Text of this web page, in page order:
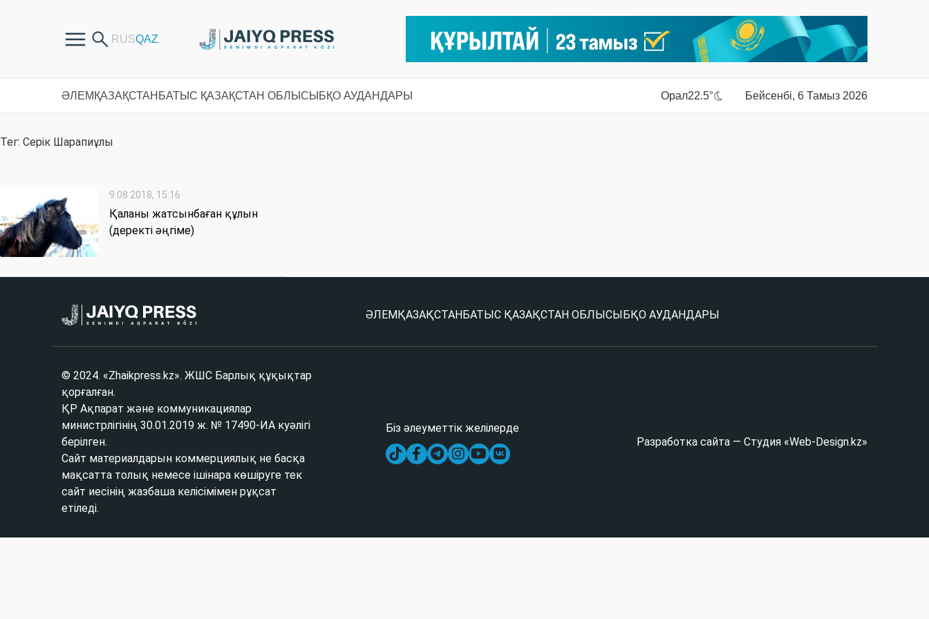
ӘЛЕМ ҚАЗАҚСТАН БАТЫС ҚАЗАҚСТАН ОБЛЫСЫ БҚО АУДАНДАРЫ Орал22.5° Бейсенбі, 6 Тамыз 2026
Тег: Серік Шарапиұлы
9.08.2018, 15:16
Қаланы жатсынбаған құлын
(деректі әңгіме)
ӘЛЕМ ҚАЗАҚСТАН БАТЫС ҚАЗАҚСТАН ОБЛЫСЫ БҚО АУДАНДАРЫ
© 2024. «Zhaikpress.kz». ЖШС Барлық құқықтар
қорғалған.
ҚР Ақпарат және коммуникациялар
министрлігінің 30.01.2019 ж. № 17490-ИА куәлігі
берілген.
Сайт материалдарын коммерциялық не басқа
мақсатта толық немесе ішінара көшіруге тек
сайт иесінің жазбаша келісімімен рұқсат
етіледі.
Біз әлеуметтік желілерде
Разработка сайта — Студия «Web-Design.kz»